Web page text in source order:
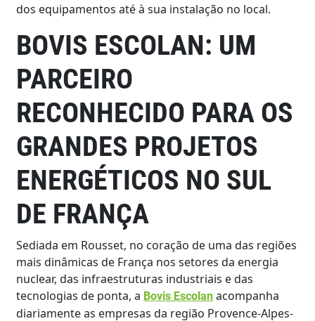
dos equipamentos até à sua instalação no local.
BOVIS ESCOLAN: UM
PARCEIRO
RECONHECIDO PARA OS
GRANDES PROJETOS
ENERGÉTICOS NO SUL
DE FRANÇA
Sediada em Rousset, no coração de uma das regiões
mais dinâmicas de França nos setores da energia
nuclear, das infraestruturas industriais e das
tecnologias de ponta, a Bovis Escolan acompanha
diariamente as empresas da região Provence-Alpes-